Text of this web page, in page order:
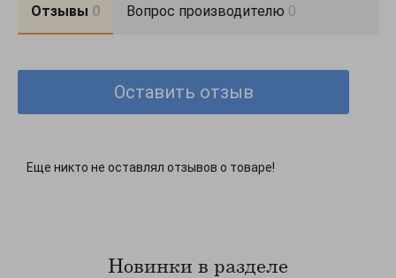
Отзывы 0 Вопрос производителю 0
Оставить отзыв
Еще никто не оставлял отзывов о товаре!
Новинки в разделе